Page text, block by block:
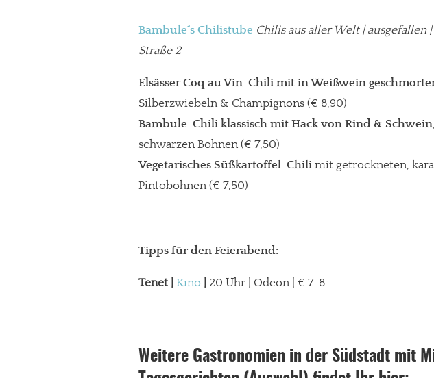
Bambule´s Chilistube Chilis aus aller Welt| ausgefallen
Straße 2
Elsässer Coq au Vin-Chili mit in Weißwein
Silberzwiebeln & Champignons (€ 8,90)
Bambule-Chili klassisch mit Hack von Rind & Schwein
schwarzen Bohnen (€ 7,50)
Vegetarisches Süßkartoffel-Chili mit getrockneten,
Pintobohnen (€ 7,50)
Tipps für den Feierabend:
Tenet | Kino | 20 Uhr | Odeon | € 7-8
Weitere Gastronomien in der Südstadt mit